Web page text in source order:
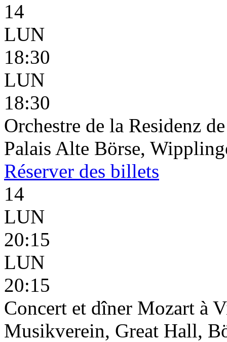
14
LUN
18:30
LUN
18:30
Orchestre de la Residenz
Palais Alte Börse,
Réserver des billets
14
LUN
20:15
LUN
20:15
Concert et dîner Mozart à
Musikverein, Great Hall,